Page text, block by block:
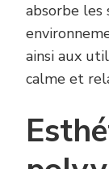
absorbe les
ainsi aux
calme et